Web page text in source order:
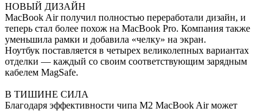
НОВЫЙ ДИЗАЙН
MacBook Air получил полностью переработали дизайн, и
теперь стал более похож на MacBook Pro. Компания также
уменьшила рамки и добавила «челку» на экран.
Ноутбук поставляется в четырех великолепных вариантах
отделки — каждый со своим соответствующим зарядным
кабелем MagSafe.
В ТИШИНЕ СИЛА
Благодаря эффективности чипа M2 MacBook Air может